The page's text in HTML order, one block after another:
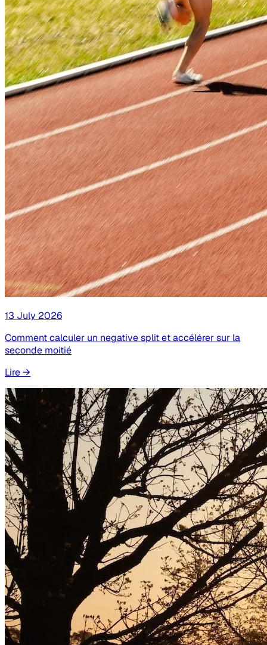
13 July 2026
Comment calculer un negative split et accélérer sur la
seconde moitié
Lire→